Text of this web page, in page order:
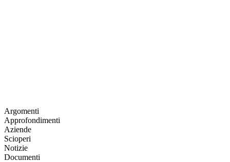
Argomenti
Approfondimenti
Aziende
Scioperi
Notizie
Documenti